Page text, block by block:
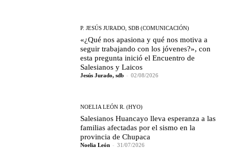
P. JESÚS JURADO, SDB (COMUNICACIÓN)
«¿Qué nos apasiona y qué nos motiva a
seguir trabajando con los jóvenes?», con
esta pregunta inició el Encuentro de
Salesianos y Laicos
Jesús Jurado, sdb - 02/08/2026
NOELIA LEÓN R. (HYO)
Salesianos Huancayo lleva esperanza a las
familias afectadas por el sismo en la
provincia de Chupaca
Noelia León - 31/07/2026